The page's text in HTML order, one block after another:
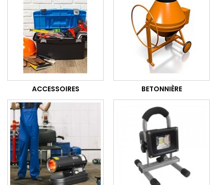
ACCESSOIRES BETONNIÈRE